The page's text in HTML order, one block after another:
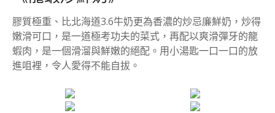
膠質極重、比北海道3.6牛奶更為香濃的炒忌廉鮮奶，炒得
嫩滑可口，是一道極考功夫的菜式，再配以爽滑彈牙的龍
蝦肉，是一個滑溜與鮮嫩的絕配。用小湯匙一口一口的放
進咀裡，令人愛得不能自拔。